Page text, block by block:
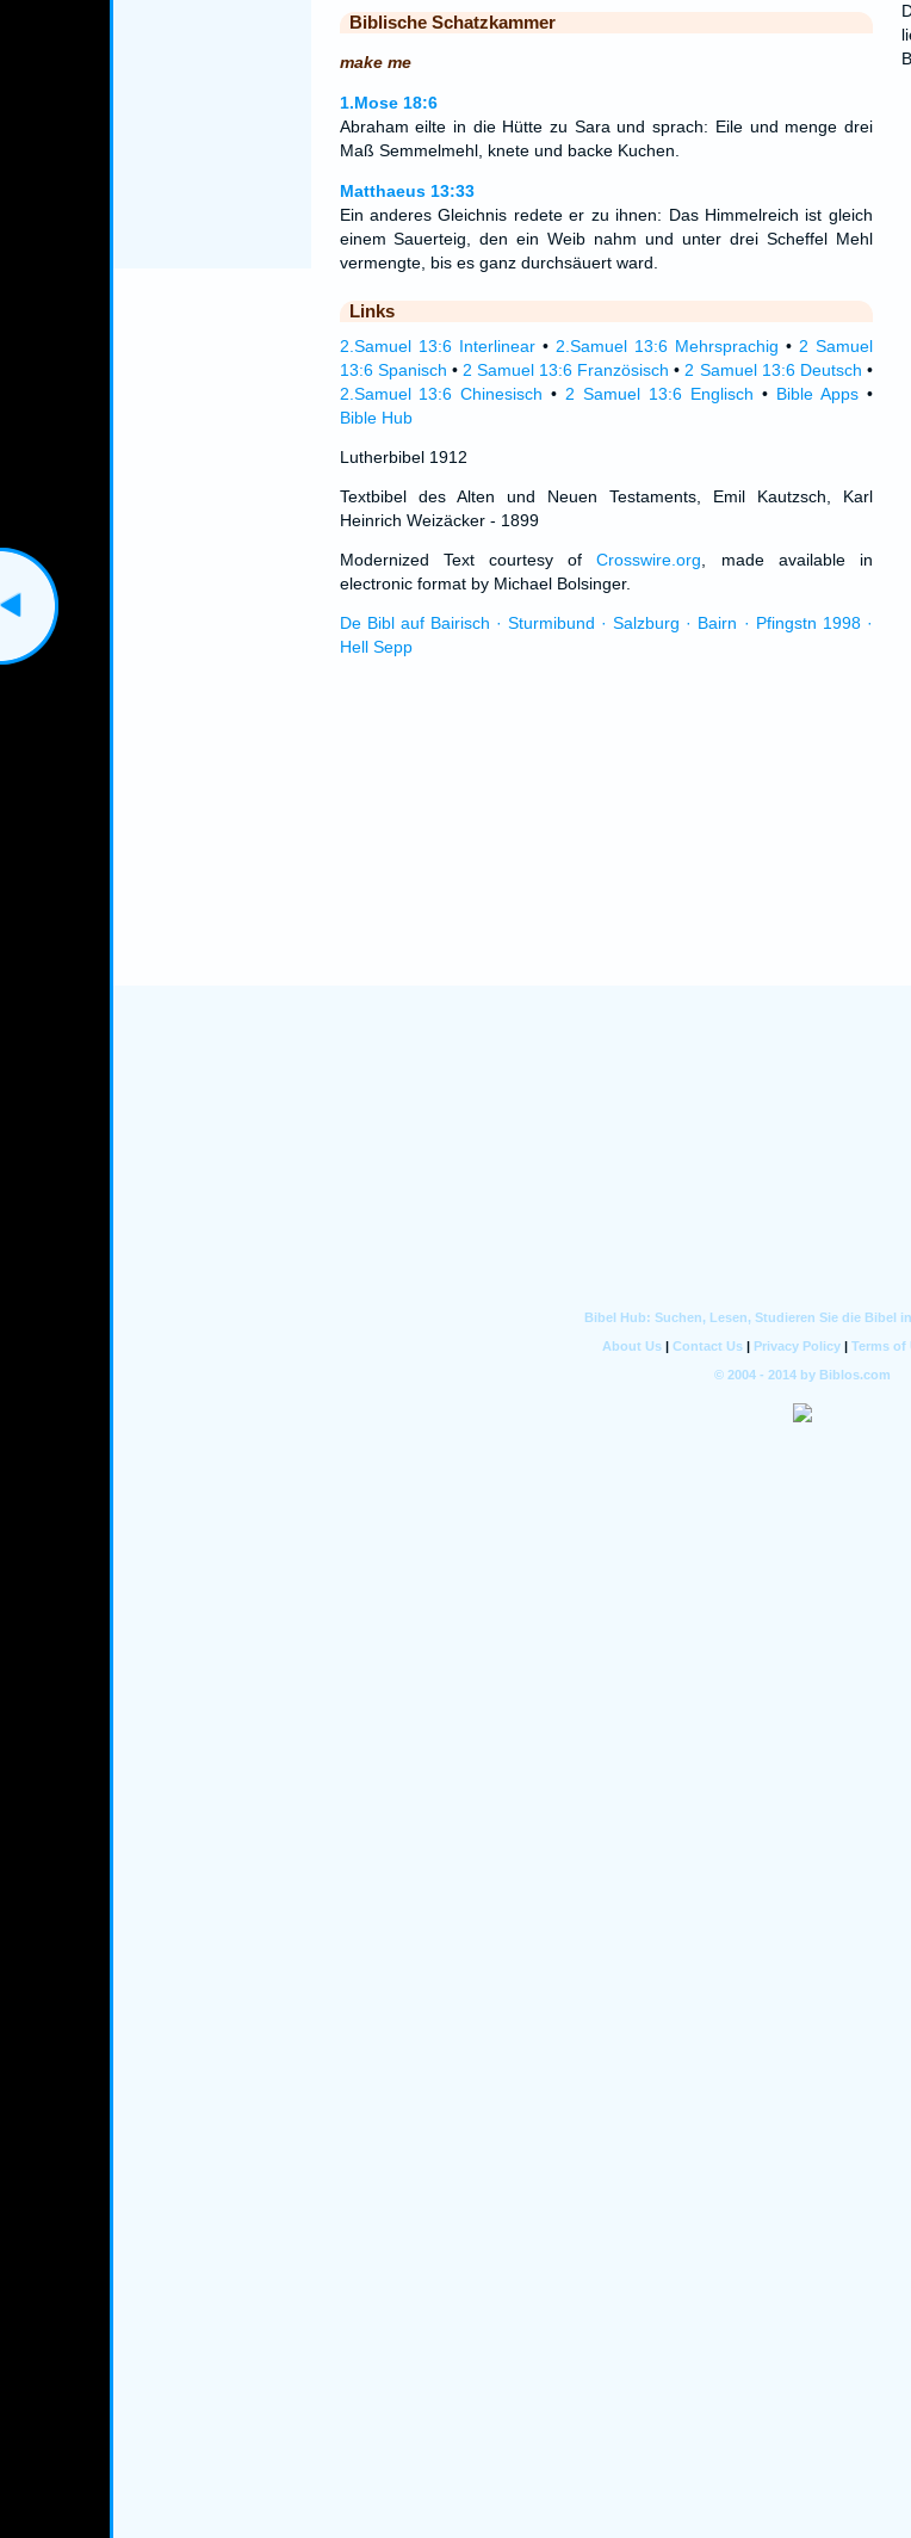
Biblische Schatzkammer
make me
1.Mose 18:6
Abraham eilte in die Hütte zu Sara und sprach: Eile und menge drei
Maß Semmelmehl, knete und backe Kuchen.
Matthaeus 13:33
Ein anderes Gleichnis redete er zu ihnen: Das Himmelreich ist gleich
einem Sauerteig, den ein Weib nahm und unter drei Scheffel Mehl
vermengte, bis es ganz durchsäuert ward.
Links
2.Samuel 13:6 Interlinear• 2.Samuel 13:6 Mehrsprachig • 2 Samuel
13:6 Spanisch • 2 Samuel 13:6 Französisch • 2 Samuel 13:6 Deutsch •
2.Samuel 13:6 Chinesisch • 2 Samuel 13:6 Englisch • Bible Apps •
Bible Hub
Lutherbibel 1912
Textbibel des Alten und Neuen Testaments, Emil Kautzsch, Karl
Heinrich Weizäcker - 1899
Modernized Text courtesy ofCrosswire.org , made available in
electronic format by Michael Bolsinger.
De Bibl auf Bairisch · Sturmibund · Salzburg · Bairn · Pfingstn 1998 ·
Hell Sepp